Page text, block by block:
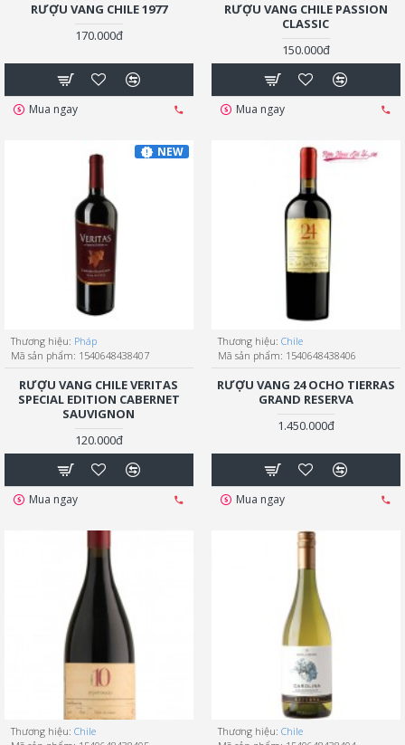
RƯỢU VANG CHILE 1977
170.000đ
Mua ngay
RƯỢU VANG CHILE PASSION
CLASSIC
150.000đ
Mua ngay
NEW
Thương hiệu: Pháp
Mã sản phẩm: 1540648438407
RƯỢU VANG CHILE VERITAS
SPECIAL EDITION CABERNET
SAUVIGNON
120.000đ
Mua ngay
Thương hiệu: Chile
Mã sản phẩm: 1540648438406
RƯỢU VANG 24 OCHO TIERRAS
GRAND RESERVA
1.450.000đ
Mua ngay
Thương hiệu: Chile
Thương hiệu: Chile